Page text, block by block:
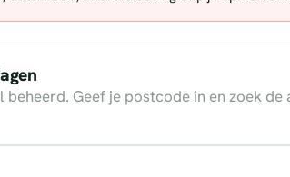
Geef je postcode in en zoek